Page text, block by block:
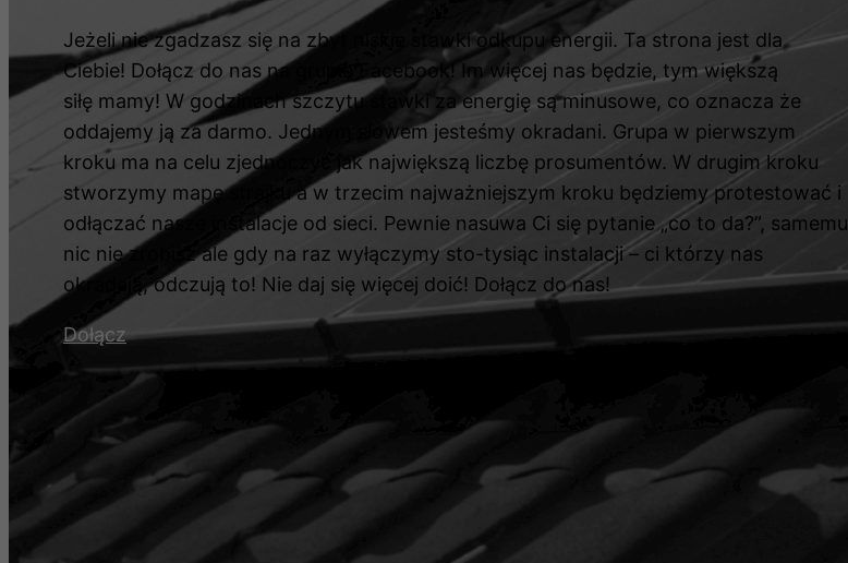
Jeżeli nie zgadzasz się na zbyt niskie stawki odkupu energii. Ta strona jest dla
Ciebie! Dołącz do nas na grupie Facebook! Im więcej nas będzie, tym większą
siłę mamy! W godzinach szczytu stawki za energię są minusowe, co oznacza że
oddajemy ją za darmo. Jednym słowem jesteśmy okradani. Grupa w pierwszym
kroku ma na celu zjednoczyć jak największą liczbę prosumentów. W drugim kroku
stworzymy mapę strajku a w trzecim najważniejszym kroku będziemy protestować i
odłączać nasze instalacje od sieci. Pewnie nasuwa Ci się pytanie „co to da?”, samemu
nic nie zrobisz ale gdy na raz wyłączymy sto-tysiąc instalacji – ci którzy nas
okradają, odczują to! Nie daj się więcej doić! Dołącz do nas!
Dołącz